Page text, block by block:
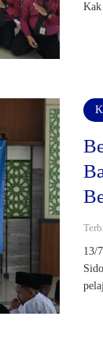
13/